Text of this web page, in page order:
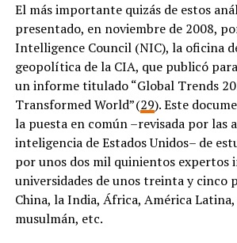
El más importante quizás de estos
presentado, en noviembre de 2008,
Intelligence Council (NIC), la oficina
geopolítica de la CIA, que publicó
un informe titulado “Global Trends
Transformed World” (29). Este
la puesta en común –revisada por las
inteligencia de Estados Unidos– de
por unos dos mil quinientos expertos
universidades de unos treinta y cinco
China, la India, África, América
musulmán, etc.